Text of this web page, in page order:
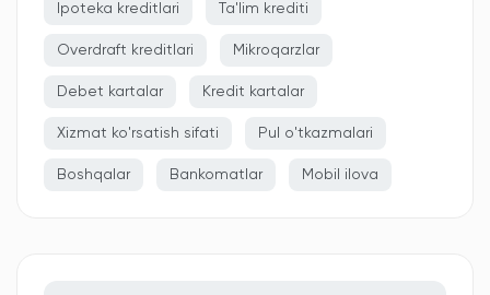
Ipoteka kreditlari Ta'lim krediti
Overdraft kreditlari Mikroqarzlar
Debet kartalar Kredit kartalar
Xizmat ko'rsatish sifati Pul o'tkazmalari
Boshqalar Bankomatlar Mobil ilova